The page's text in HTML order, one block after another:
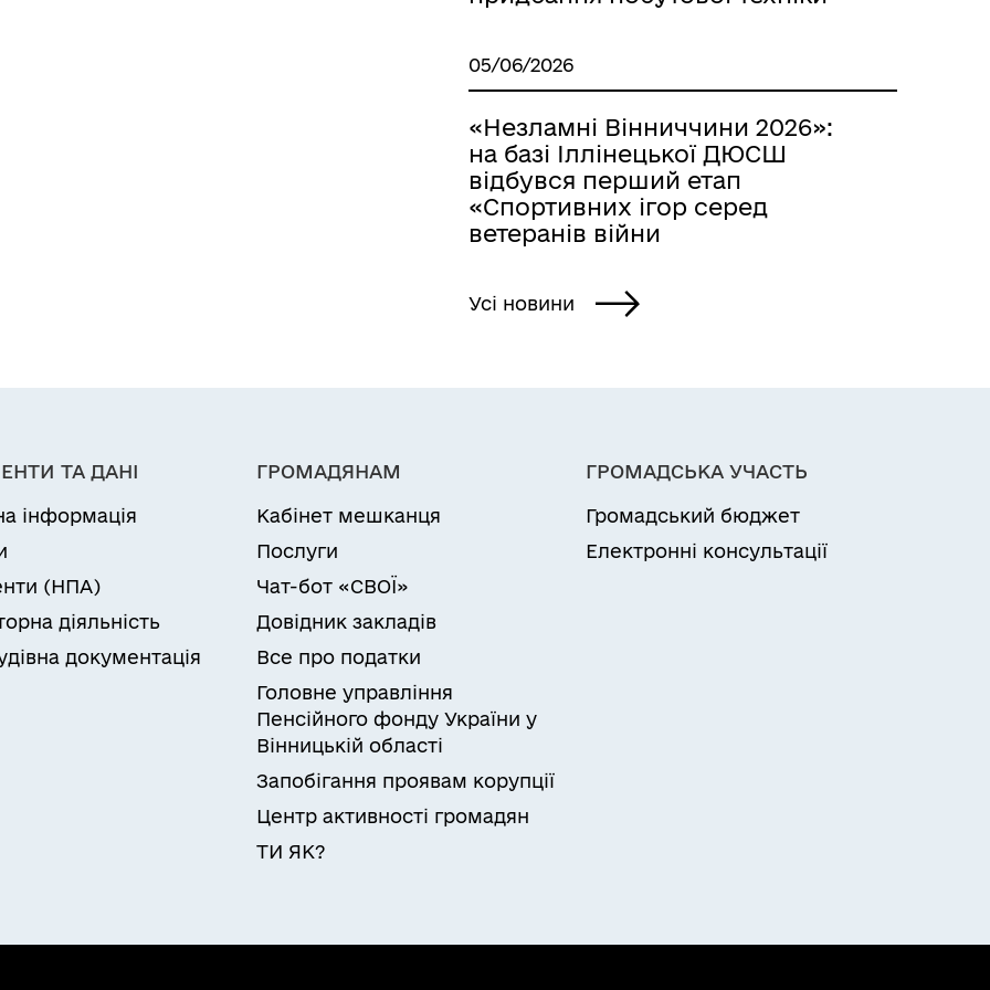
05/06/2026
«Незламні Вінниччини 2026»:
на базі Іллінецької ДЮСШ
відбувся перший етап
«Спортивних ігор серед
ветеранів війни
Усі новини
ТА ДАНІ
інформація
(НПА)
діяльність
документація
ГРОМАДЯНАМ
Кабінет мешканця
Послуги
Чат-бот «СВОЇ»
Довідник закладів
Все про податки
Головне управління
Пенсійного фонду України у
Вінницькій області
Запобігання проявам корупції
Центр активності громадян
ТИ ЯК?
ГРОМАДСЬКА УЧАСТЬ
Громадський бюджет
Електронні консультації